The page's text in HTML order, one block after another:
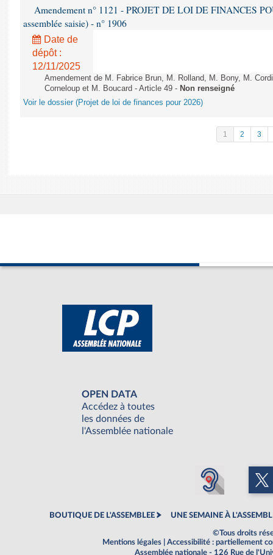
Amendement n° 1121 - PROJET DE LOI DE FINANCES
assemblée saisie) - n° 1906
Date de
dépôt :
12/11/2025
Amendement de M. Fabrice Brun, M. Rolland, M. Bony, M.
Corneloup et M. Boucard - Article 49 - Non renseigné
Voir le dossier (Projet de loi de finances pour 2026)
1 2 3
OPEN DATA
Accédez à toutes
les données de
l'Assemblée nationale
BOUTIQUE DE L'ASSEMBLEE UNE SEMAINE À
©Tous droits
Mentions légales
Accessibilité : partiellement
Assemblée nationale - 126 Rue de